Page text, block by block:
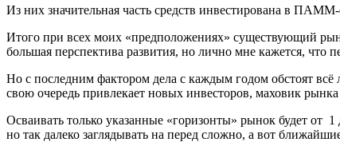
Из них значительная часть средств инвестирована в ПАММ-
Итого при всех моих «предположениях» существующий
большая перспектива развития, но лично мне кажется,
Но с последним фактором дела с каждым годом обстоят
свою очередь привлекает новых инвесторов, маховик
Осваивать только указанные «горизонты» рынок будет от
но так далеко заглядывать на перед сложно, а вот